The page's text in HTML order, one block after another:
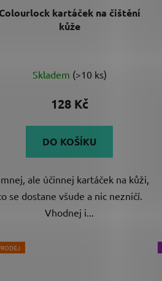
Colourlock kartáček na čištění
kůže
hodnocení
produktu
z
hvězdiček.
Skladem (>10 ks)
128 Kč
DO KOŠÍKU
ale účinnej kartáček na kůži,
se dostane všude a nic nezničí.
Vhodnej i...